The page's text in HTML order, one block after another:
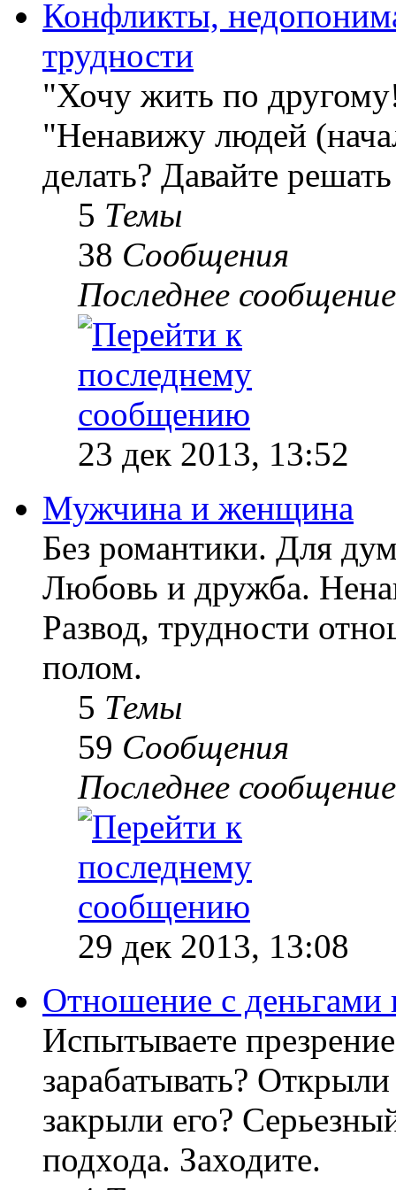
Конфликты,
трудности
"Хочу жить по
"Ненавижу людей
делать? Давайте
5 Темы
38 Сообщения
Последнее сообщение
23 дек 2013, 13:52
Мужчина и женщина
Без романтики. Для
Любовь и дружба.
Развод, трудности
полом.
5 Темы
59 Сообщения
Последнее сообщение
29 дек 2013, 13:08
Отношение с деньгами
Испытываете
зарабатывать?
закрыли его?
подхода. Заходите.